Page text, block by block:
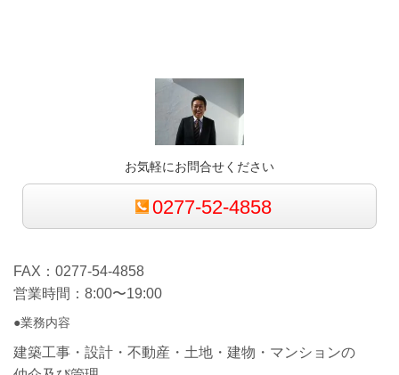
お気軽にお問合せください
0277-52-4858
FAX：0277-54-4858
営業時間：8:00〜19:00
●業務内容
建築工事・設計・不動産・土地・建物・マンションの